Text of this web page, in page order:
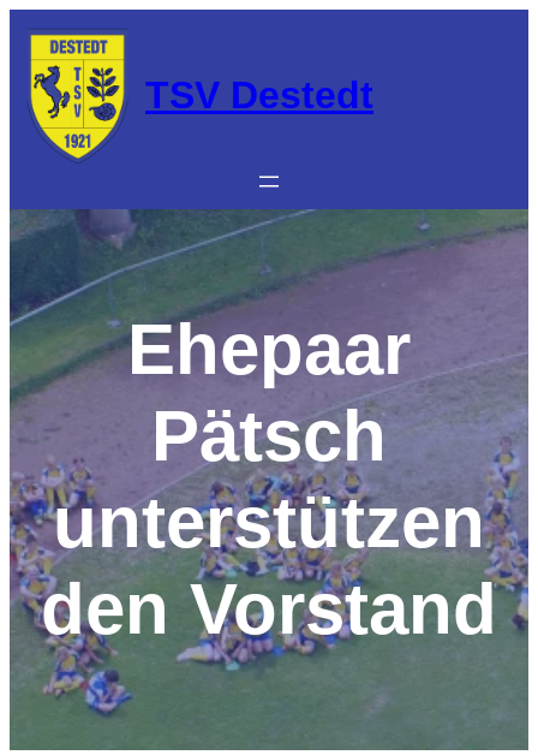
Inhalt
springen
TSV Destedt
Ehepaar
Pätsch
unterstützen
den Vorstand